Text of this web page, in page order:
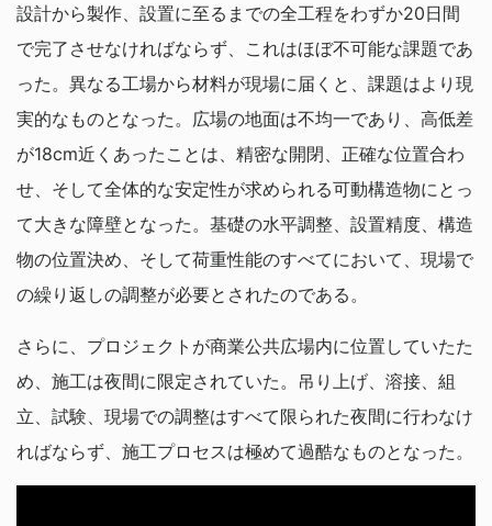
設計から製作、設置に至るまでの全工程をわずか20日間
で完了させなければならず、これはほぼ不可能な課題であ
った。異なる工場から材料が現場に届くと、課題はより現
実的なものとなった。広場の地面は不均一であり、高低差
が18cm近くあったことは、精密な開閉、正確な位置合わ
せ、そして全体的な安定性が求められる可動構造物にとっ
て大きな障壁となった。基礎の水平調整、設置精度、構造
物の位置決め、そして荷重性能のすべてにおいて、現場で
の繰り返しの調整が必要とされたのである。
さらに、プロジェクトが商業公共広場内に位置していたた
め、施工は夜間に限定されていた。吊り上げ、溶接、組
立、試験、現場での調整はすべて限られた夜間に行わなけ
ればならず、施工プロセスは極めて過酷なものとなった。